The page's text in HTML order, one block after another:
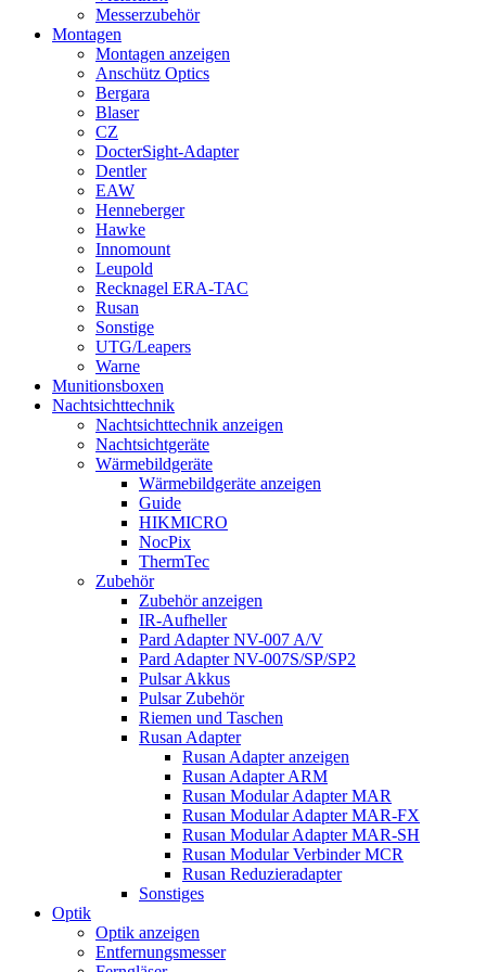
Messerzubehör
Montagen
Montagen anzeigen
Anschütz Optics
Bergara
Blaser
CZ
DocterSight-Adapter
Dentler
EAW
Henneberger
Hawke
Innomount
Leupold
Recknagel ERA-TAC
Rusan
Sonstige
UTG/Leapers
Warne
Munitionsboxen
Nachtsichttechnik
Nachtsichttechnik anzeigen
Nachtsichtgeräte
Wärmebildgeräte
Wärmebildgeräte anzeigen
Guide
HIKMICRO
NocPix
ThermTec
Zubehör
Zubehör anzeigen
IR-Aufheller
Pard Adapter NV-007 A/V
Pard Adapter NV-007S/SP/SP2
Pulsar Akkus
Pulsar Zubehör
Riemen und Taschen
Rusan Adapter
Rusan Adapter anzeigen
Rusan Adapter ARM
Rusan Modular Adapter MAR
Rusan Modular Adapter MAR-FX
Rusan Modular Adapter MAR-SH
Rusan Modular Verbinder MCR
Rusan Reduzieradapter
Sonstiges
Optik
Optik anzeigen
Entfernungsmesser